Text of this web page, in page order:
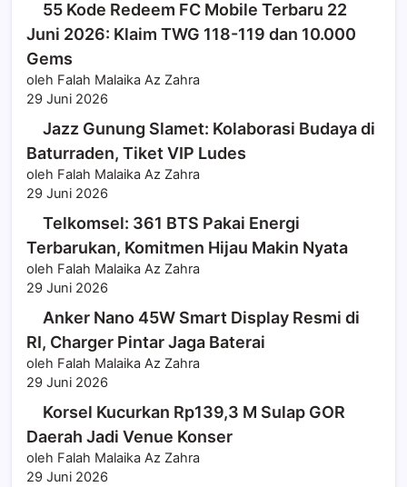
55 Kode Redeem FC Mobile Terbaru 22
Juni 2026: Klaim TWG 118-119 dan 10.000
Gems
oleh Falah Malaika Az Zahra
29 Juni 2026
Jazz Gunung Slamet: Kolaborasi Budaya di
Baturraden, Tiket VIP Ludes
oleh Falah Malaika Az Zahra
29 Juni 2026
Telkomsel: 361 BTS Pakai Energi
Terbarukan, Komitmen Hijau Makin Nyata
oleh Falah Malaika Az Zahra
29 Juni 2026
Anker Nano 45W Smart Display Resmi di
RI, Charger Pintar Jaga Baterai
oleh Falah Malaika Az Zahra
29 Juni 2026
Korsel Kucurkan Rp139,3 M Sulap GOR
Daerah Jadi Venue Konser
oleh Falah Malaika Az Zahra
29 Juni 2026